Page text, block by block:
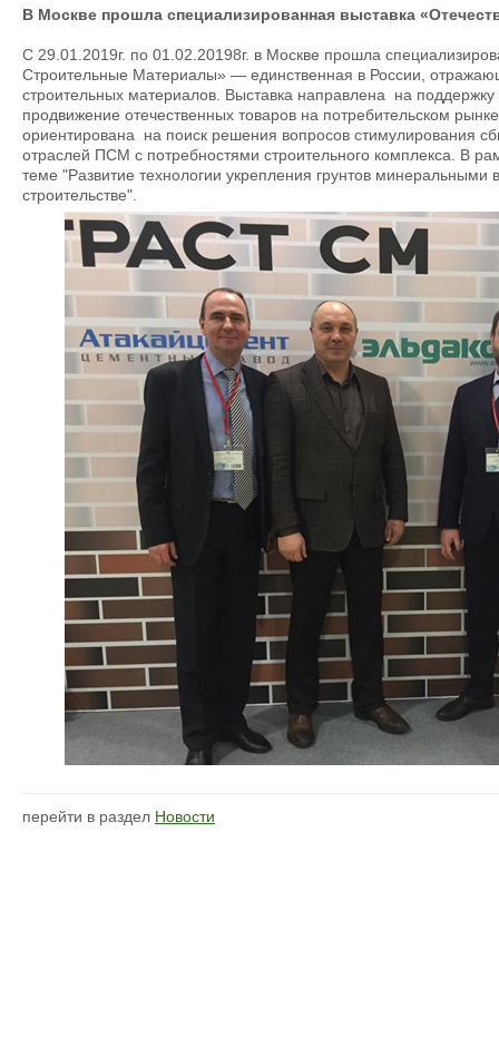
В Москве прошла специализированная выставка
С 29.01.2019г. по 01.02.20198г. в Москве прошла
Строительные Материалы» — единственная в России,
строительных материалов. Выставка направлена на поддержку
продвижение отечественных товаров на потребительском
ориентирована на поиск решения вопросов стимулирования
отраслей ПСМ с потребностями строительного комплекса. В
теме "Развитие технологии укрепления грунтов
строительстве".
перейти в раздел Новости